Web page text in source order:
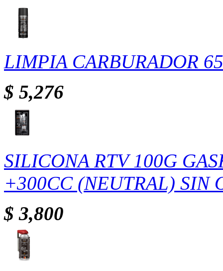
LIMPIA CARBURADOR
$ 5,276
SILICONA RTV 100G
+300CC (NEUTRAL) SIN
$ 3,800